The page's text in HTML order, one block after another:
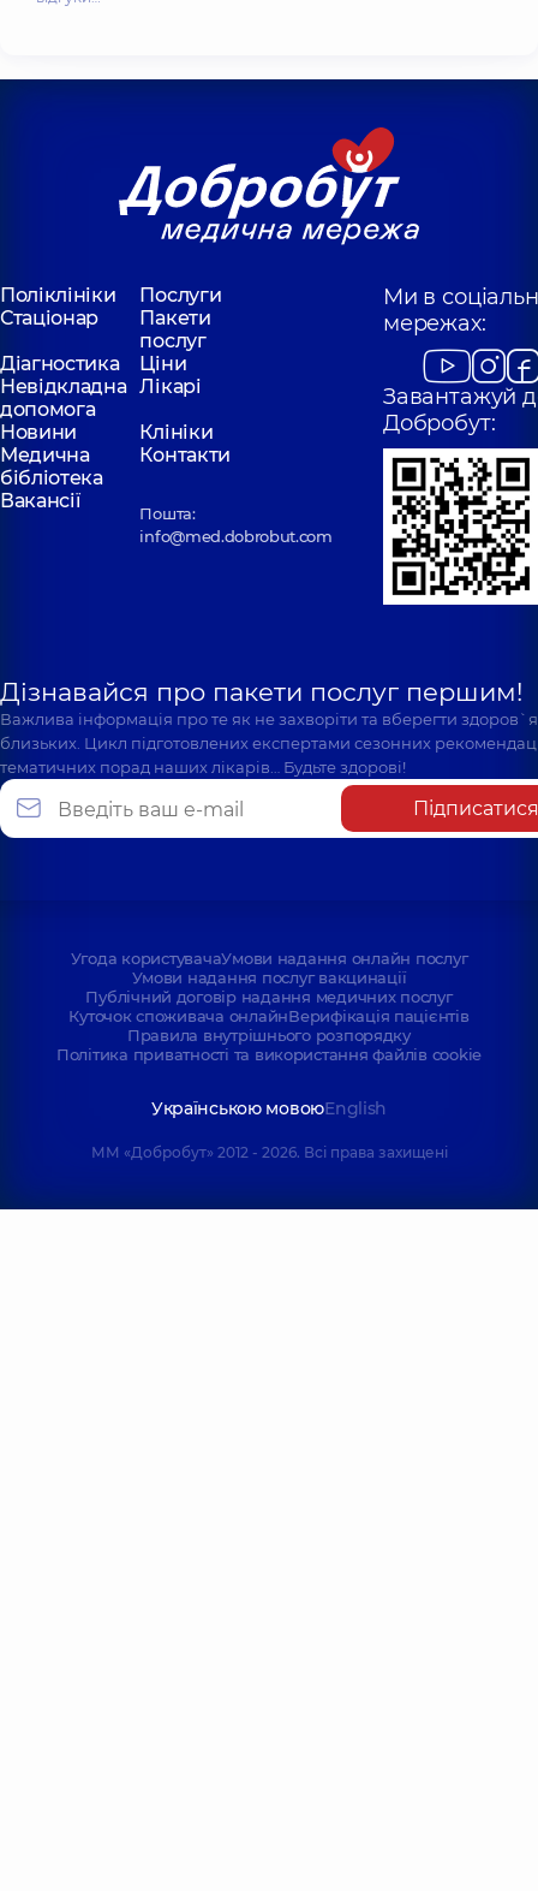
Поліклініки
Послуги
Стаціонар
Пакети
послуг
Діагностика
Ціни
Невідкладна
допомога
Лікарі
Новини
Клініки
Медична
бібліотека
Контакти
Вакансії
Пошта:
info@med.dobrobut.com
Ми в
мережах:
Завантажуй
Добробут:
Дізнавайся про пакети послуг першим!
Важлива інформація про те як не захворіти та вберегти
близьких. Цикл підготовлених експертами сезонних
тематичних порад наших лікарів… Будьте здорові!
Підписатися
Угода користувачаУмови надання онлайн послуг
Умови надання послуг вакцинації
Публічний договір надання медичних послуг
Куточок споживача онлайнВерифікація пацієнтів
Правила внутрішнього розпорядку
Політика приватності та використання файлів cookie
Українською мовоюEnglish
ММ «Добробут» 2012 - 2026. Всі права захищені